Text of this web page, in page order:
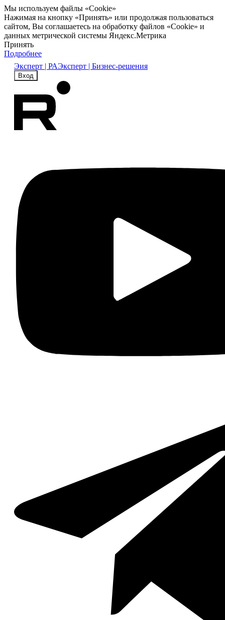
Мы используем файлы «Cookie»
Нажимая на кнопку «Принять» или продолжая пользоваться
сайтом, Вы соглашаетесь на обработку файлов «Cookie» и
данных метрической системы Яндекс.Метрика
Принять
Подробнее
Эксперт | РАЭксперт | Бизнес-решения
Вход